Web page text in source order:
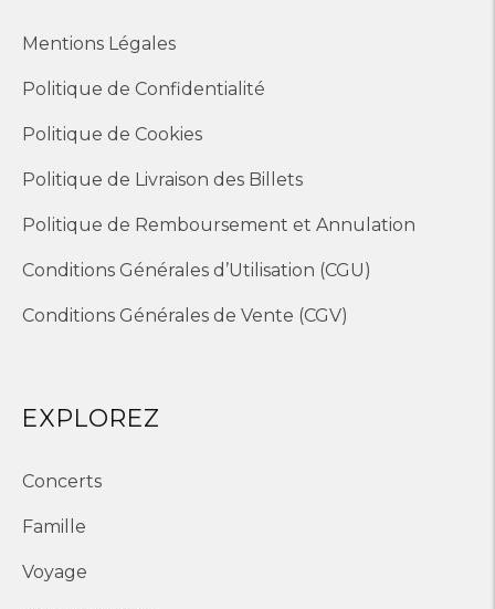
Mentions Légales
Politique de Confidentialité
Politique de Cookies
Politique de Livraison des Billets
Politique de Remboursement et Annulation
Conditions Générales d’Utilisation (CGU)
Conditions Générales de Vente (CGV)
EXPLOREZ
Concerts
Famille
Voyage